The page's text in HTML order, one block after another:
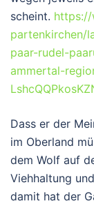
scheint. https://
partenkirchen/
paar-rudel-
ammertal-
Dass er der
im Oberland
dem Wolf auf
Viehhaltung
damit hat der